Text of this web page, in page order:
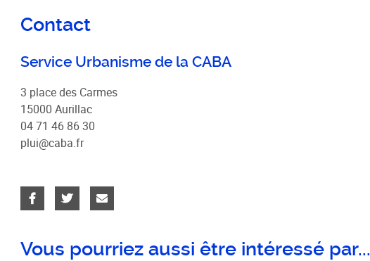
Contact
Service Urbanisme de la CABA
3 place des Carmes
15000 Aurillac
04 71 46 86 30
plui@caba.fr
Vous pourriez aussi être intéressé par...